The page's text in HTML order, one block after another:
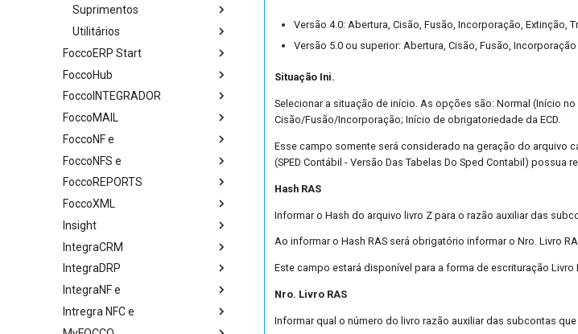
Suprimentos
Utilitários
FoccoERP Start
FoccoHub
FoccoINTEGRADOR
FoccoMAIL
FoccoNF e
FoccoNFS e
FoccoREPORTS
FoccoXML
Insight
IntegraCRM
IntegraDRP
IntegraNF e
Intregra NFC e
Versão 4.0: Abertura, Cisão, Fusão, Incorporação, Extinção,
Versão 5.0 ou superior: Abertura, Cisão, Fusão, Incorporação
Situação Ini.
Selecionar a situação de início. As opções são: Normal (Início
Cisão/Fusão/Incorporação; Início de obrigatoriedade da ECD.
Esse campo somente será considerado na geração do arquivo
(SPED Contábil - Versão Das Tabelas Do Sped Contabil) possua
Hash RAS
Informar o Hash do arquivo livro Z para o razão auxiliar das
Ao informar o Hash RAS será obrigatório informar o Nro. Livro
Este campo estará disponível para a forma de escrituração Livro
Nro. Livro RAS
Informar qual o número do livro razão auxiliar das subcontas que